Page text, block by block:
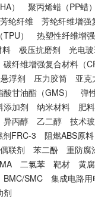
）
聚丙烯蜡（PP蜡
芳纶纤维
芳纶纤维增强
）
热塑性纤维增
料 极压抗磨剂
光电
碳纤维增强复合材料（
悬浮剂 压力胶筒
亚克
甘油酯（GMS）
弹
添加剂 纳米材料
肥
异丙醇 乙二醇
技术
剂FRC-3
阻燃ABS原料
联剂 苯二酚
重防腐
二氯苯 靶材
黄
BMC/SMC
集成电路
剂